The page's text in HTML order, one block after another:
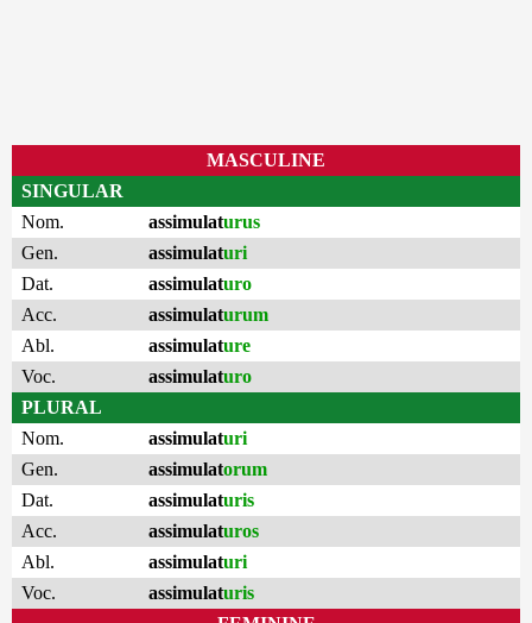
MASCULINE
SINGULAR
Nom.
assimulaturus
Gen.
assimulaturi
Dat.
assimulaturo
Acc.
assimulaturum
Abl.
assimulature
Voc.
assimulaturo
PLURAL
Nom.
assimulaturi
Gen.
assimulatorum
Dat.
assimulaturis
Acc.
assimulaturos
Abl.
assimulaturi
Voc.
assimulaturis